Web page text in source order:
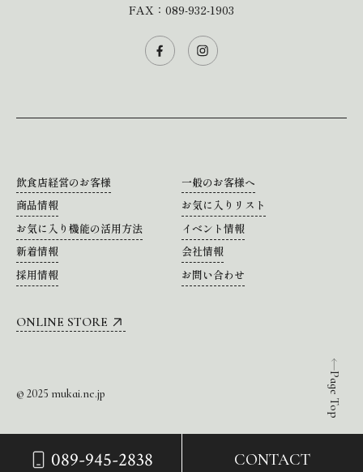
089-945-2838 CONTACT
Page Top
FAX：089-932-1903
飲食店経営のお客様
一般のお客様へ
商品情報
お気に入りリスト
お気に入り機能の活用方法
イベント情報
新着情報
会社情報
採用情報
お問い合わせ
ONLINE STORE
© 2025 mukai.ne.jp